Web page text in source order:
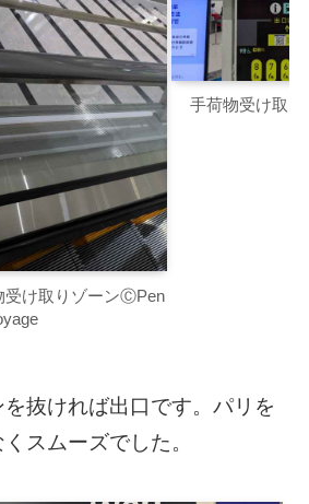
受け取りゾーンⒸPen
手荷物受け取
抜ければ出口です。パリを
スムーズでした。